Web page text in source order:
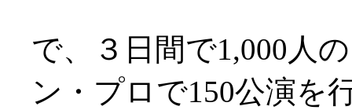
で、３日間で1,000人
ン・プロで150公演を